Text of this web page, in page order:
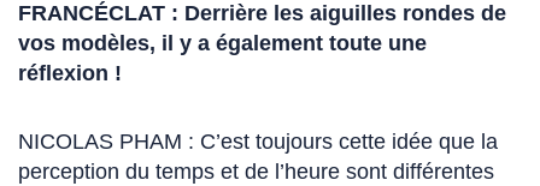
FRANCÉCLAT : Derrière les aiguilles rondes de
vos modèles, il y a également toute une
réflexion !
NICOLAS PHAM : C’est toujours cette idée que la
perception du temps et de l’heure sont différentes